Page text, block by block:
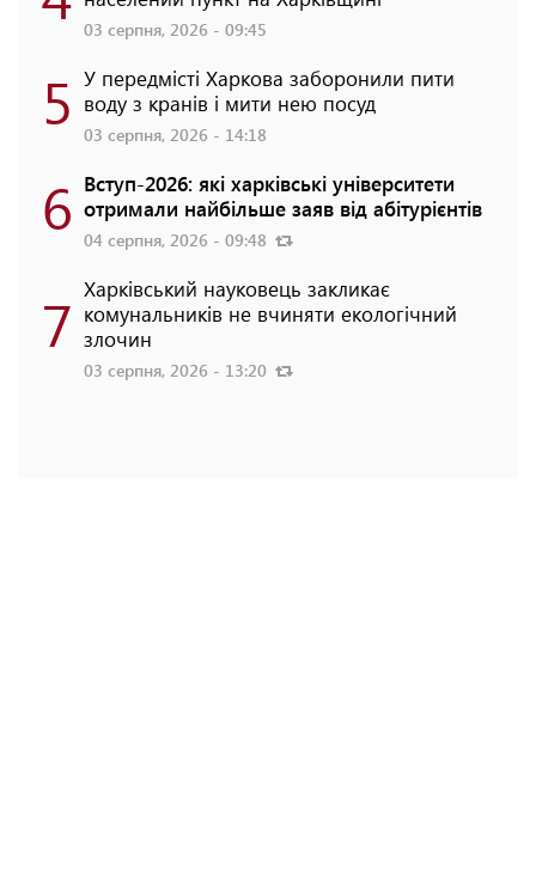
03 серпня, 2026 - 09:45
5 У передмісті Харкова заборонили пити
воду з кранів і мити нею посуд
03 серпня, 2026 - 14:18
6 Вступ-2026: які харківські університети
отримали найбільше заяв від абітурієнтів
04 серпня, 2026 - 09:48
7 Харківський науковець закликає
комунальників не вчиняти екологічний
злочин
03 серпня, 2026 - 13:20